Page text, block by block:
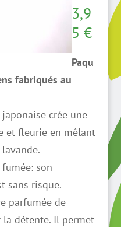
3,9
5 €
Paqu
fabriqués au
crée une
et fleurie en mêlant
fumée: son
sans risque.
parfumée de
détente. Il permet